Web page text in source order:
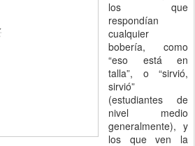
los que
respondían
cualquier
bobería, como
“eso está en
talla”, o “sirvió,
sirvió”
(estudiantes de
nivel medio
generalmente), y
los que ven la